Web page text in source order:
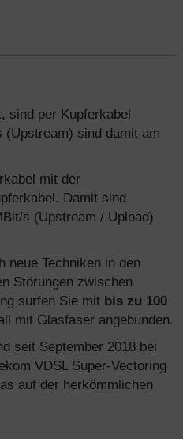
sind per Kupferkabel
(Upstream) sind damit am
mit der
Damit sind
s (Upstream / Upload)
neue Techniken in den
Störungen zwischen
surfen Sie mit bis zu 100
mit Glasfaser angebunden.
seit September 2018 bei
VDSL Super-Vectoring
auf der herkömmlichen